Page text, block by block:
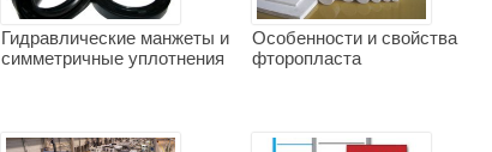
Гидравлические манжеты и
симметричные уплотнения
Особенности и свойства
фторопласта